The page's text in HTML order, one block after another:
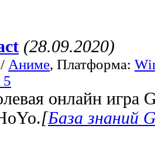
(28.09.2020)
/ Аниме, Платформа:
5
онлайн игра
[База знаний